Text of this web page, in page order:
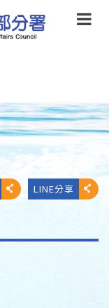
LINE分享